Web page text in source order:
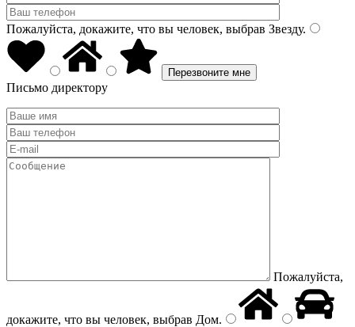
Пожалуйста, докажите, что вы человек, выбрав Звезду.
Письмо директору
Пожалуйста,
докажите, что вы человек, выбрав Дом.